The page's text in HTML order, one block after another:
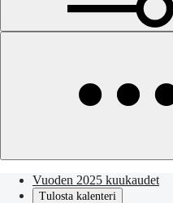
Vuoden 2025 kuukaudet
Tulosta kalenteri